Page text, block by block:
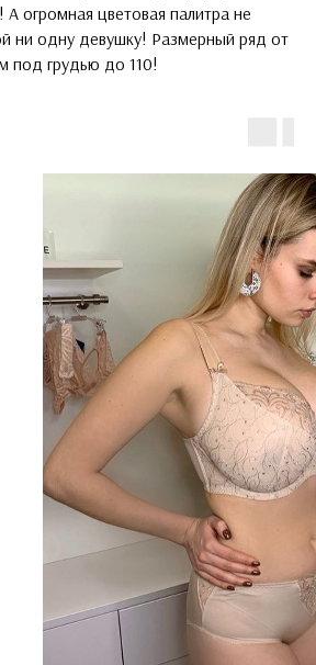
огромная цветовая палитра не
ни одну девушку! Размерный ряд от
под грудью до 110!